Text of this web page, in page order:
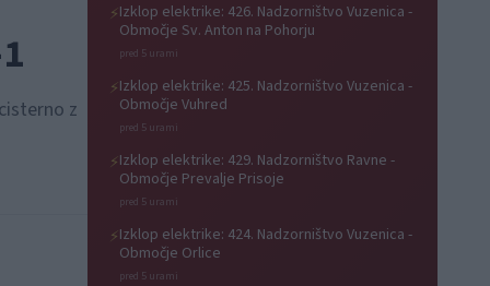
z
⚡Izklop elektrike: 426. Nadzorništvo Vuzenica -
Območje Sv. Anton na Pohorju
pred 5 urami
⚡Izklop elektrike: 425. Nadzorništvo Vuzenica -
Območje Vuhred
pred 5 urami
⚡Izklop elektrike: 429. Nadzorništvo Ravne -
Območje Prevalje Prisoje
pred 5 urami
⚡Izklop elektrike: 424. Nadzorništvo Vuzenica -
Območje Orlice
pred 5 urami